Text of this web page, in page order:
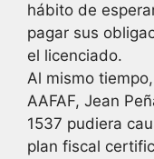
hábito de
pagar sus
el licenciado.
Al mismo
AAFAF, Jean
1537 pudiera
plan fiscal